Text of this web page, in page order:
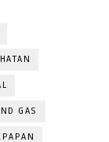
GAS